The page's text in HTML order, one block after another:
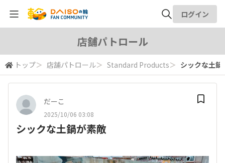
検索
ログイン
店舗パトロール
トップ＞ 店舗パトロール＞ Standard Products＞ シックな土鍋
だーこ
2025/10/06 03:08
シックな土鍋が素敵